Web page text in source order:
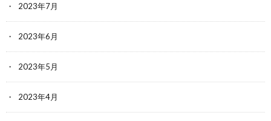
2023年7月
2023年6月
2023年5月
2023年4月